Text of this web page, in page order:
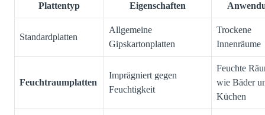
Plattentyp Eigenschaften
Standardplatten
Allgemeine
Gipskartonplatten
Trockene
Innenräume
Feuchtraumplatten
Imprägniert gegen
Feuchtigkeit
Feuchte
wie Bäder
Küchen